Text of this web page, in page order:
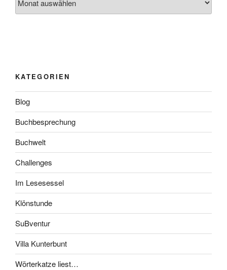
KATEGORIEN
Blog
Buchbesprechung
Buchwelt
Challenges
Im Lesesessel
Klönstunde
SuBventur
Villa Kunterbunt
Wörterkatze liest…